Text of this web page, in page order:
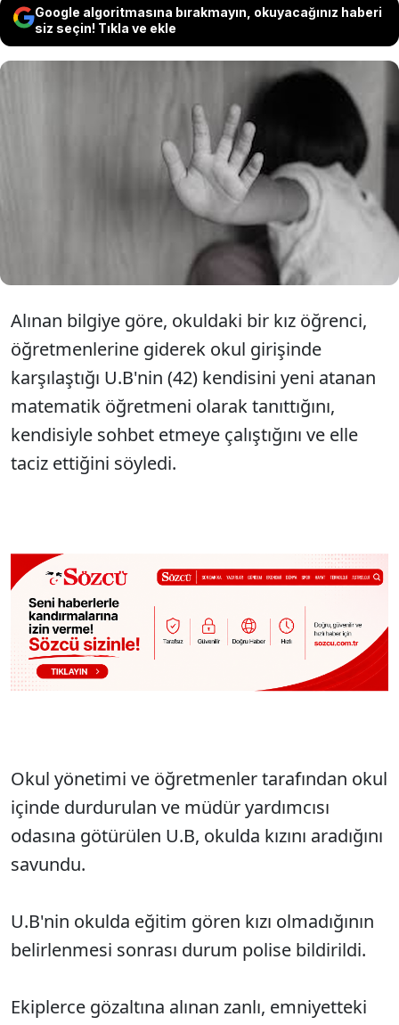
Google algoritmasına bırakmayın, okuyacağınız haberi
siz seçin! Tıkla ve ekle
Uşak'ta bir ilkokul binasında kendisini yeni
atanan öğretmen olarak tanıttığı ve bir kız
öğrenciyi taciz ettiği ileri sürülen şüpheli,
tutuklanarak cezaevine gönderildi.
Alınan bilgiye göre, okuldaki bir kız öğrenci,
öğretmenlerine giderek okul girişinde
karşılaştığı U.B'nin (42) kendisini yeni atanan
matematik öğretmeni olarak tanıttığını,
kendisiyle sohbet etmeye çalıştığını ve elle
taciz ettiğini söyledi.
Okul yönetimi ve öğretmenler tarafından okul
içinde durdurulan ve müdür yardımcısı
odasına götürülen U.B, okulda kızını aradığını
savundu.
U.B'nin okulda eğitim gören kızı olmadığının
belirlenmesi sonrası durum polise bildirildi.
Ekiplerce gözaltına alınan zanlı, emniyetteki